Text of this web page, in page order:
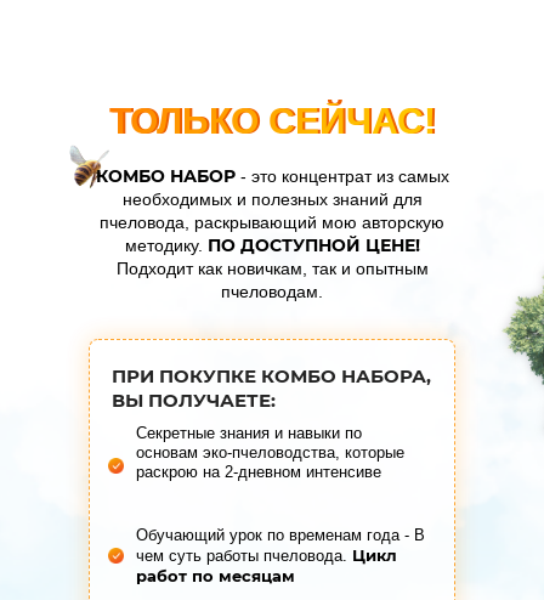
ТОЛЬКО СЕЙЧАС!
ТОЛЬКО СЕЙЧАС!
ПРИ ПОКУПКЕ КОМБО НАБОРА,
ВЫ ПОЛУЧАЕТЕ:
Секретные знания и навыки по
основам эко-пчеловодства, которые
раскрою на 2-дневном интенсиве
Обучающий урок по временам года - В
чем суть работы пчеловода. Цикл
работ по месяцам
КОМБО НАБОР- это концентрат из самых
необходимых и полезных знаний для
пчеловода, раскрывающий мою авторскую
методику. ПО ДОСТУПНОЙ ЦЕНЕ!
Подходит как новичкам, так и опытным
пчеловодам.